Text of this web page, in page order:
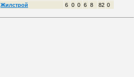
Жилстрой 6 0 0 6 8 82 0